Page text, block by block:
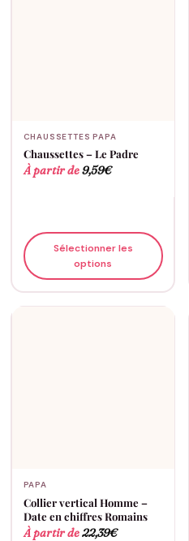
CHAUSSETTES PAPA
Chaussettes – Le Padre
À partir de9,59€
Sélectionner les
options
PAPA
Collier vertical Homme –
Date en chiffres Romains
À partir de22,39€